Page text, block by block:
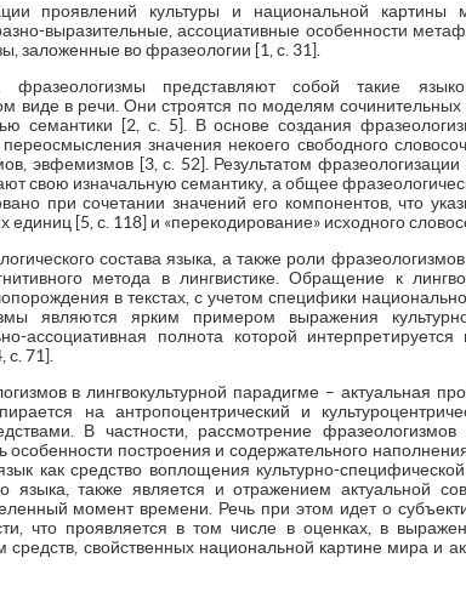
проявлений культуры и национальной картины
выразительные, ассоциативные особенности
заложенные во фразеологии [1, с. 31].
представляют собой такие
виде в речи. Они строятся по моделям
семантики [2, с. 5]. В основе создания
значения некоего свободного
эвфемизмов [3, с. 52]. Результатом фразеологизации
свою изначальную семантику, а общее
при сочетании значений его компонентов, что
единиц [5, с. 118] и «перекодирование» исходного
состава языка, а также роли
метода в лингвистике. Обращение к
в текстах, с учетом специфики
являются ярким примером выражения
ассоциативная полнота которой
71].
в лингвокультурной парадигме – актуальная
на антропоцентрический и
В частности, рассмотрение
особенности построения и содержательного
как средство воплощения культурно-
языка, также является и отражением актуальной
момент времени. Речь при этом идет о
что проявляется в том числе в оценках, в
средств, свойственных национальной картине мира и